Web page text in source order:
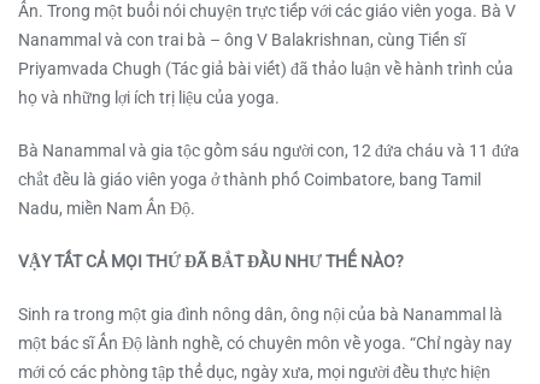
Ấn. Trong một buổi nói chuyện trực tiếp với các giáo viên yoga. Bà V
Nanammal và con trai bà – ông V Balakrishnan, cùng Tiến sĩ
Priyamvada Chugh (Tác giả bài viết) đã thảo luận về hành trình của
họ và những lợi ích trị liệu của yoga.
Bà Nanammal và gia tộc gồm sáu người con, 12 đứa cháu và 11 đứa
chắt đều là giáo viên yoga ở thành phố Coimbatore, bang Tamil
Nadu, miền Nam Ấn Độ.
VẬY TẤT CẢ MỌI THỨ ĐÃ BẮT ĐẦU NHƯ THẾ NÀO?
Sinh ra trong một gia đình nông dân, ông nội của bà Nanammal là
một bác sĩ Ấn Độ lành nghề, có chuyên môn về yoga. “Chỉ ngày nay
mới có các phòng tập thể dục, ngày xưa, mọi người đều thực hiện